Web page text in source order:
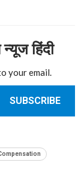
हिंदी
your email.
SUBSCRIBE